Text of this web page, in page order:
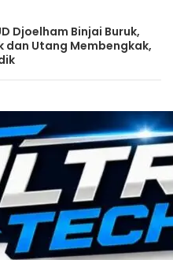
Djoelham Binjai Buruk,
dan Utang Membengkak,